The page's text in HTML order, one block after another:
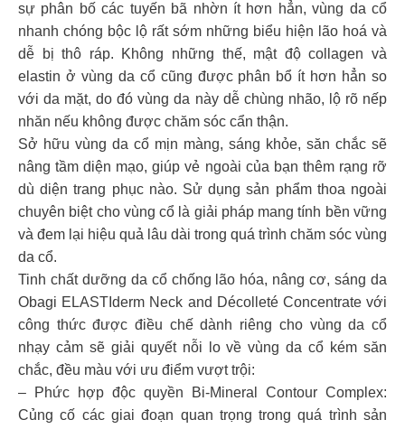
sự phân bố các tuyến bã nhờn ít hơn hẳn, vùng da cổ
nhanh chóng bộc lộ rất sớm những biểu hiện lão hoá và
dễ bị thô ráp. Không những thế, mật độ collagen và
elastin ở vùng da cổ cũng được phân bổ ít hơn hẳn so
với da mặt, do đó vùng da này dễ chùng nhão, lộ rõ nếp
nhăn nếu không được chăm sóc cẩn thận.
Sở hữu vùng da cổ mịn màng, sáng khỏe, săn chắc sẽ
nâng tầm diện mạo, giúp vẻ ngoài của bạn thêm rạng rỡ
dù diện trang phục nào. Sử dụng sản phẩm thoa ngoài
chuyên biệt cho vùng cổ là giải pháp mang tính bền vững
và đem lại hiệu quả lâu dài trong quá trình chăm sóc vùng
da cổ.
Tinh chất dưỡng da cổ chống lão hóa, nâng cơ, sáng da
Obagi ELASTIderm Neck and Décolleté Concentrate với
công thức được điều chế dành riêng cho vùng da cổ
nhạy cảm sẽ giải quyết nỗi lo về vùng da cổ kém săn
chắc, đều màu với ưu điểm vượt trội:
– Phức hợp độc quyền Bi-Mineral Contour Complex:
Củng cố các giai đoạn quan trọng trong quá trình sản